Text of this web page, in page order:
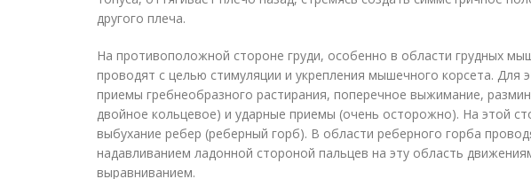
другого плеча.
На противоположной стороне груди, особенно в области грудных
проводят с целью стимуляции и укрепления мышечного корсета. Для
приемы гребнеобразного растирания, поперечное выжимание,
двойное кольцевое) и ударные приемы (очень осторожно). На этой
выбухание ребер (реберный горб). В области реберного горба
надавливанием ладонной стороной пальцев на эту область
выравниванием.